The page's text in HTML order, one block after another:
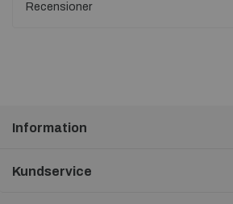
Recensioner
Information
Kundservice